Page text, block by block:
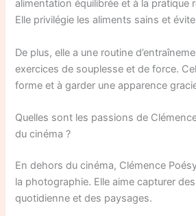
alimentation équilibrée et à la pratique
Elle privilégie les aliments sains et
De plus, elle a une routine
exercices de souplesse et de force.
forme et à garder une apparence
Quelles sont les passions de
du cinéma ?
En dehors du cinéma, Clémence
la photographie. Elle aime capturer
quotidienne et des paysages.